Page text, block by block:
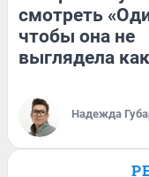
смотреть
чтобы она не
выглядела
Надежда